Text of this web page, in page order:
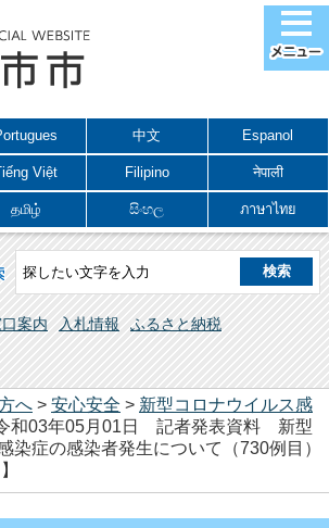
中文 Espanol
Việt Filipino नेपाली
தமிழ் සිංහල ภาษาไทย
案内 入札情報
ふるさと納税
へ > 安心安全 > 新型コロナウイルス感
和03年05月01日 記者発表資料 新型
染症の感染者発生について（730例目）